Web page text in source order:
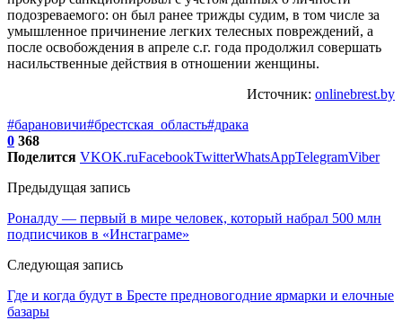
подозреваемого: он был ранее трижды судим, в том числе за
умышленное причинение легких телесных повреждений, а
после освобождения в апреле с.г. года продолжил совершать
насильственные действия в отношении женщины.
Источник: onlinebrest.by
#барановичи#брестская_область#драка
0 368
Поделится VKOK.ruFacebookTwitterWhatsAppTelegramViber
Предыдущая запись
Роналду — первый в мире человек, который набрал 500 млн
подписчиков в «Инстаграме»
Следующая запись
Где и когда будут в Бресте предновогодние ярмарки и елочные
базары